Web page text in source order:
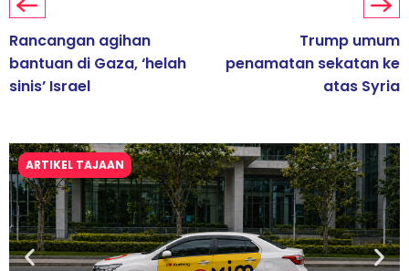
Rancangan agihan
bantuan di Gaza, ‘helah
sinis’ Israel
Trump umum
penamatan sekatan ke
atas Syria
ARTIKEL TAJAAN